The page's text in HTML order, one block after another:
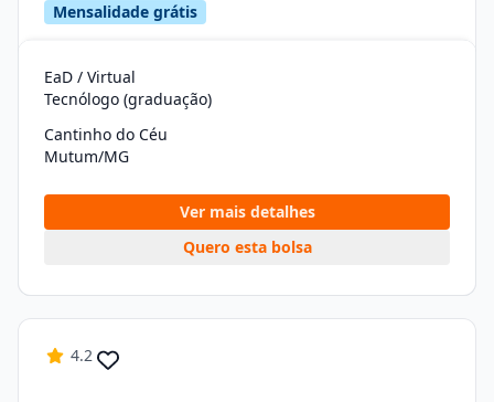
Mensalidade grátis
EaD / Virtual
Tecnólogo (graduação)
Cantinho do Céu
Mutum/MG
Ver mais detalhes
Quero esta bolsa
4.2